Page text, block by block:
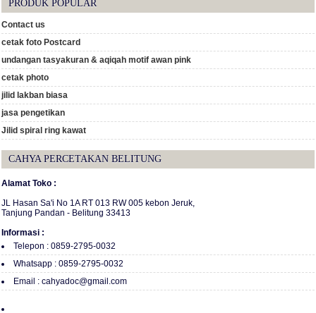
PRODUK POPULAR
Contact us
cetak foto Postcard
undangan tasyakuran & aqiqah motif awan pink
cetak photo
jilid lakban biasa
jasa pengetikan
Jilid spiral ring kawat
CAHYA PERCETAKAN BELITUNG
Alamat Toko :
JL Hasan Sa'i No 1A RT 013 RW 005 kebon Jeruk,
Tanjung Pandan - Belitung 33413
Informasi :
Telepon : 0859-2795-0032
Whatsapp : 0859-2795-0032
Email : cahyadoc@gmail.com